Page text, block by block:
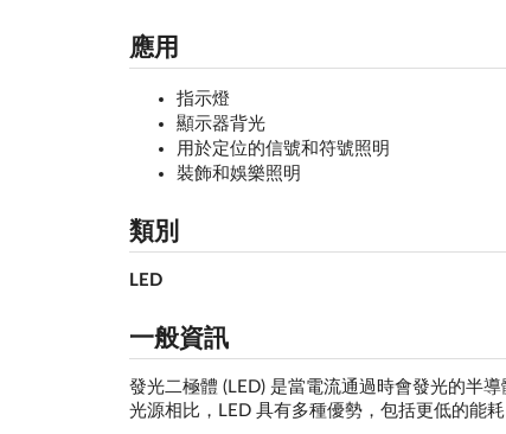
應用
指示燈
顯示器背光
用於定位的信號和符號照明
裝飾和娛樂照明
類別
LED
一般資訊
發光二極體 (LED) 是當電流通過時會發光的半
光源相比，LED 具有多種優勢，包括更低的能